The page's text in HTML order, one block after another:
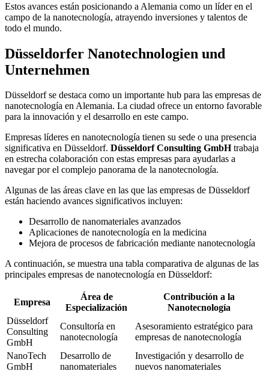
Estos avances están posicionando a Alemania como un líder en el
campo de la nanotecnología, atrayendo inversiones y talentos de
todo el mundo.
Düsseldorfer Nanotechnologien und
Unternehmen
Düsseldorf se destaca como un importante hub para las empresas de
nanotecnología en Alemania. La ciudad ofrece un entorno favorable
para la innovación y el desarrollo en este campo.
Empresas líderes en nanotecnología tienen su sede o una presencia
significativa en Düsseldorf. Düsseldorf Consulting GmbHtrabaja
en estrecha colaboración con estas empresas para ayudarlas a
navegar por el complejo panorama de la nanotecnología.
Algunas de las áreas clave en las que las empresas de Düsseldorf
están haciendo avances significativos incluyen:
Desarrollo de nanomateriales avanzados
Aplicaciones de nanotecnología en la medicina
Mejora de procesos de fabricación mediante nanotecnología
A continuación, se muestra una tabla comparativa de algunas de las
principales empresas de nanotecnología en Düsseldorf:
Empresa
Área de
Especialización
Contribución a la
Nanotecnología
Düsseldorf
Consulting
GmbH
Consultoría en
nanotecnología
Asesoramiento estratégico para
empresas de nanotecnología
NanoTech
GmbH
Desarrollo de
nanomateriales
Investigación y desarrollo de
nuevos nanomateriales